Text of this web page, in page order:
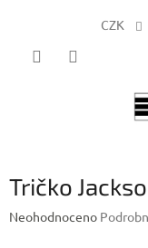
CZK
Tričko
Průměrné
Neohodnoceno